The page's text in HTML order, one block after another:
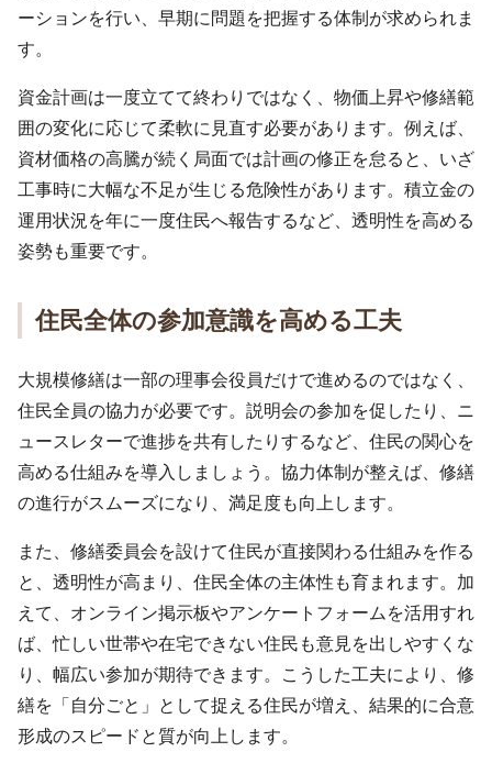
ーションを行い、早期に問題を把握する体制が求められま
す。
資金計画は一度立てて終わりではなく、物価上昇や修繕範
囲の変化に応じて柔軟に見直す必要があります。例えば、
資材価格の高騰が続く局面では計画の修正を怠ると、いざ
工事時に大幅な不足が生じる危険性があります。積立金の
運用状況を年に一度住民へ報告するなど、透明性を高める
姿勢も重要です。
住民全体の参加意識を高める工夫
大規模修繕は一部の理事会役員だけで進めるのではなく、
住民全員の協力が必要です。説明会の参加を促したり、ニ
ュースレターで進捗を共有したりするなど、住民の関心を
高める仕組みを導入しましょう。協力体制が整えば、修繕
の進行がスムーズになり、満足度も向上します。
また、修繕委員会を設けて住民が直接関わる仕組みを作る
と、透明性が高まり、住民全体の主体性も育まれます。加
えて、オンライン掲示板やアンケートフォームを活用すれ
ば、忙しい世帯や在宅できない住民も意見を出しやすくな
り、幅広い参加が期待できます。こうした工夫により、修
繕を「自分ごと」として捉える住民が増え、結果的に合意
形成のスピードと質が向上します。